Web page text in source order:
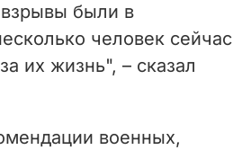
были в
человек сейчас
их жизнь", – сказал
военных,